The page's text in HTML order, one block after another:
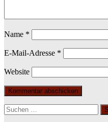
Name *
E-Mail-Adresse *
Website
Suchen
nach: